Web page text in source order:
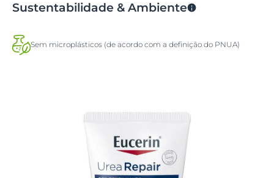
Sustentabilidade & Ambiente
Sem microplásticos (de acordo com a definição do PNUA)